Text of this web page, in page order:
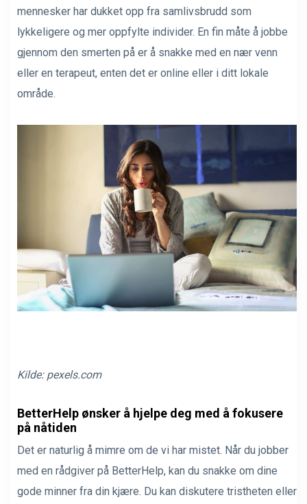
mennesker har dukket opp fra samlivsbrudd som
lykkeligere og mer oppfylte individer. En fin måte å jobbe
gjennom den smerten på er å snakke med en nær venn
eller en terapeut, enten det er online eller i ditt lokale
område.
Kilde: pexels.com
BetterHelp ønsker å hjelpe deg med å fokusere
på nåtiden
Det er naturlig å mimre om de vi har mistet. Når du jobber
med en rådgiver på BetterHelp, kan du snakke om dine
gode minner fra din kjære. Du kan diskutere tristheten eller